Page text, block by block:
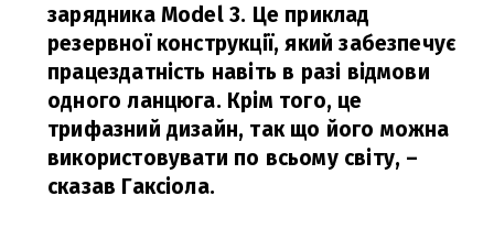
зарядника Model 3. Це приклад
резервної конструкції, який забезпечує
працездатність навіть в разі відмови
одного ланцюга. Крім того, це
трифазний дизайн, так що його можна
використовувати по всьому світу, –
сказав Гаксіола.